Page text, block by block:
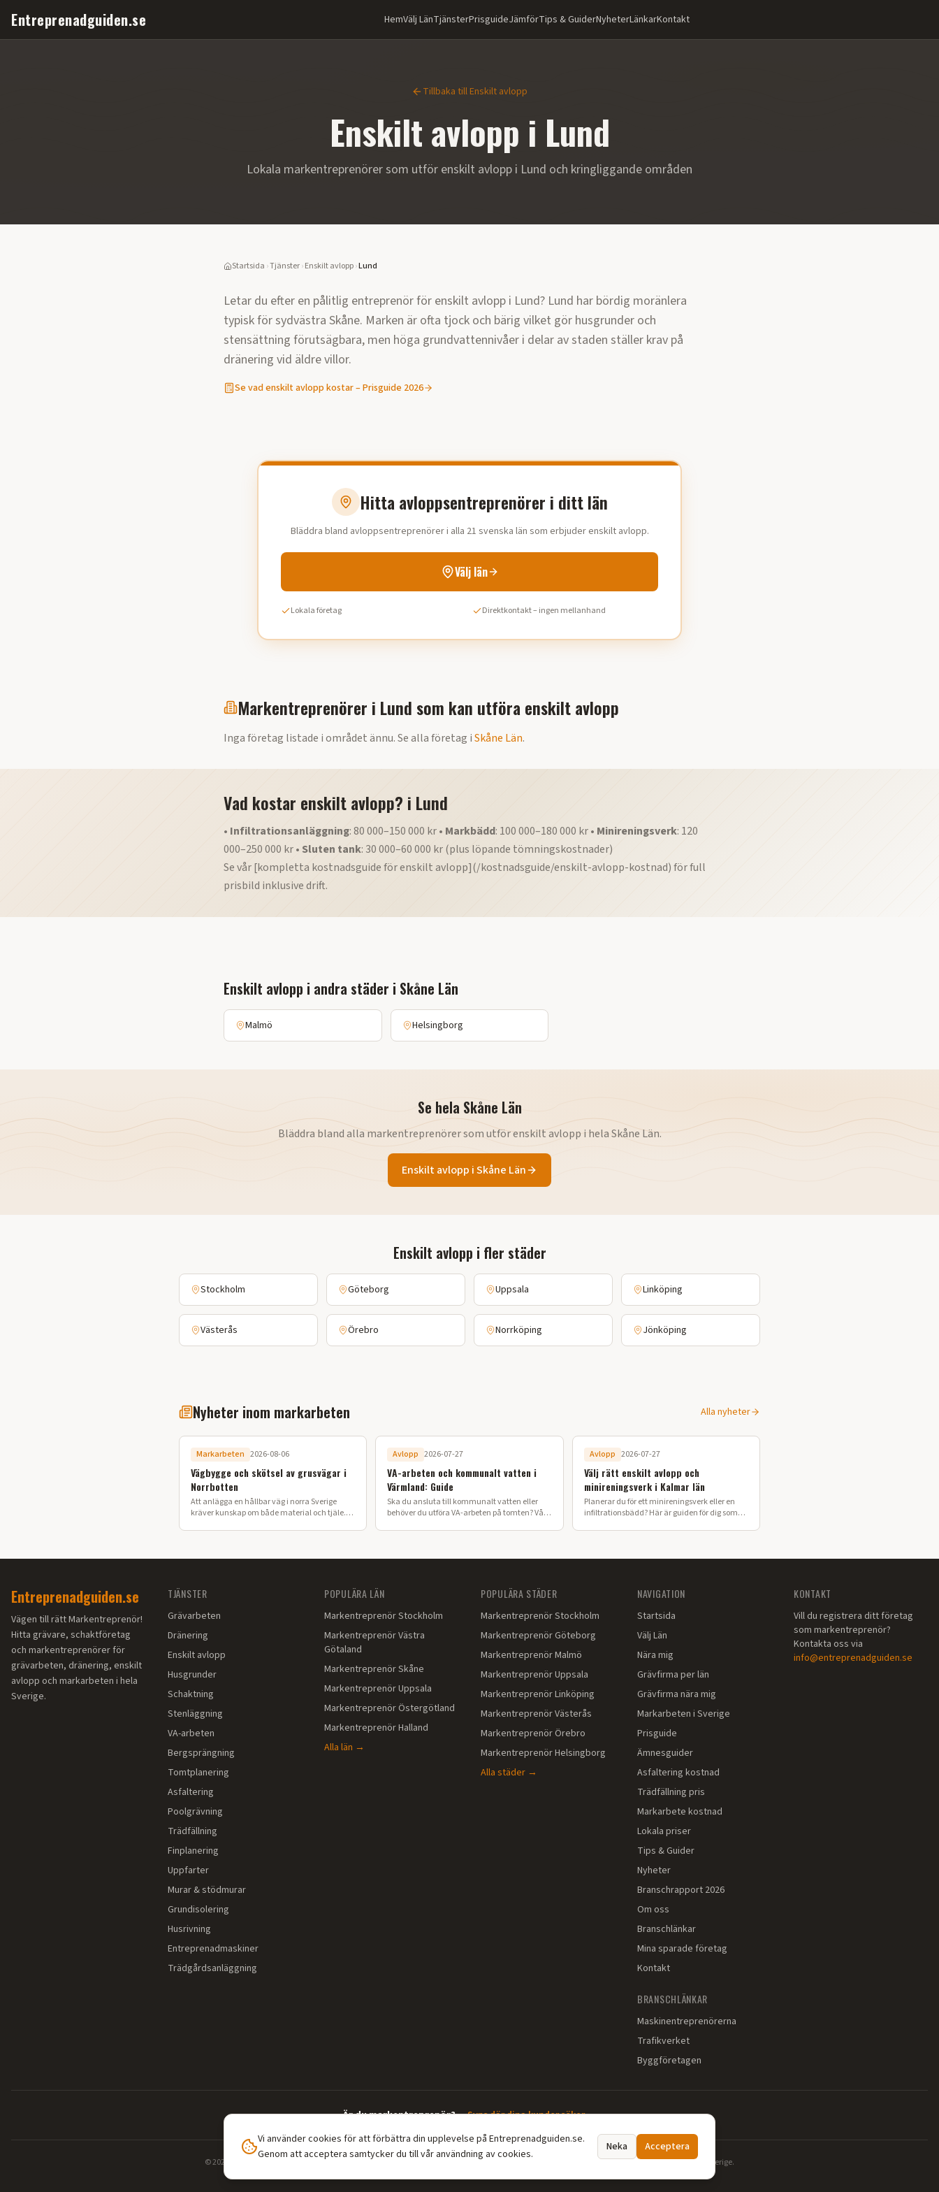
Entreprenadguiden.se HemVälj LänTjänsterPrisguideJämförTips & GuiderNyheterLänkarKontakt
Tillbaka tillEnskilt avlopp
Enskilt avlopp i Lund
Lokala markentreprenörer som utför enskilt avlopp i Lund och kringliggande områden
Startsida ›Tjänster›Enskilt avlopp›Lund
Letar du efter en pålitlig entreprenör för enskilt avlopp i Lund? Lund har bördig moränlera
typisk för sydvästra Skåne. Marken är ofta tjock och bärig vilket gör husgrunder och
stensättning förutsägbara, men höga grundvattennivåer i delar av staden ställer krav på
dränering vid äldre villor.
Se vadenskilt avlopp kostar – Prisguide 2026
Hitta avloppsentreprenörer i ditt län
Bläddra bland avloppsentreprenörer i alla 21 svenska län som erbjuder enskilt avlopp.
Välj län
Lokala företag Direktkontakt – ingen mellanhand
Markentreprenörer i Lundsom kan utföra enskilt avlopp
Inga företag listade i området ännu. Se alla företag iSkåne Län.
Vad kostar enskilt avlopp? i Lund
• Infiltrationsanläggning: 80 000–150 000 kr • Markbädd: 100 000–180 000 kr • Minireningsverk: 120
000–250 000 kr • Sluten tank: 30 000–60 000 kr (plus löpande tömningskostnader)
Se vår [kompletta kostnadsguide för enskilt avlopp](/kostnadsguide/enskilt-avlopp-kostnad) för full
prisbild inklusive drift.
Enskilt avlopp i andra städer i Skåne Län
Malmö Helsingborg
Se hela Skåne Län
Bläddra bland alla markentreprenörer som utförenskilt avlopp i helaSkåne Län.
Enskilt avlopp iSkåne Län
Enskilt avlopp i fler städer
Stockholm Göteborg Uppsala Linköping
Västerås Örebro Norrköping Jönköping
Nyheter inom markarbeten Alla nyheter
Markarbeten 2026-08-06
Vägbygge och skötsel av grusvägar i
Norrbotten
Att anlägga en hållbar väg i norra Sverige
kräver kunskap om både material och tjäle.
Avlopp 2026-07-27
VA-arbeten och kommunalt vatten i
Värmland: Guide
Ska du ansluta till kommunalt vatten eller
behöver du utföra VA-arbeten på tomten? Vår
Avlopp 2026-07-27
Välj rätt enskilt avlopp och
minireningsverk i Kalmar län
Planerar du för ett minireningsverk eller en
infiltrationsbädd? Här är guiden för dig som
Entreprenadguiden.se
Vägen till rätt Markentreprenör!
Hitta grävare, schaktföretag
och markentreprenörer för
grävarbeten, dränering, enskilt
avlopp och markarbeten i hela
Sverige.
TJÄNSTER
Grävarbeten
Dränering
Enskilt avlopp
Husgrunder
Schaktning
Stenläggning
VA-arbeten
Bergsprängning
Tomtplanering
Asfaltering
Poolgrävning
Trädfällning
Finplanering
Uppfarter
Murar & stödmurar
Grundisolering
Husrivning
Entreprenadmaskiner
Trädgårdsanläggning
POPULÄRA LÄN
MarkentreprenörStockholm
MarkentreprenörVästra
Götaland
MarkentreprenörSkåne
MarkentreprenörUppsala
MarkentreprenörÖstergötland
MarkentreprenörHalland
Alla län →
POPULÄRA STÄDER
MarkentreprenörStockholm
MarkentreprenörGöteborg
MarkentreprenörMalmö
MarkentreprenörUppsala
MarkentreprenörLinköping
MarkentreprenörVästerås
MarkentreprenörÖrebro
MarkentreprenörHelsingborg
Alla städer →
NAVIGATION
Startsida
Välj Län
Nära mig
Grävfirma per län
Grävfirma nära mig
Markarbeten i Sverige
Prisguide
Ämnesguider
Asfaltering kostnad
Trädfällning pris
Markarbete kostnad
Lokala priser
Tips & Guider
Nyheter
Branschrapport 2026
Om oss
Branschlänkar
Mina sparade företag
Kontakt
BRANSCHLÄNKAR
Maskinentreprenörerna
Trafikverket
Byggföretagen
KONTAKT
Vill du registrera ditt företag
som markentreprenör?
Kontakta oss via
info@entreprenadguiden.se
Är du markentreprenör?—Syns där dina kunder söker →
©2026 Entreprenadguiden.se — Din guide till markentreprenörer. Grävarbeten, dränering, enskilt avlopp, schaktning och markarbeten i hela Sverige.
Vi använder cookies för att förbättra din upplevelse på Entreprenadguiden.se.
Genom att acceptera samtycker du till vår användning av cookies.
Neka Acceptera